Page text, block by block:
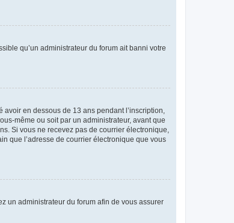
qu’un administrateur du forum ait banni votre
en dessous de 13 ans pendant l’inscription,
même ou soit par un administrateur, avant que
Si vous ne recevez pas de courrier électronique,
que l’adresse de courrier électronique que vous
un administrateur du forum afin de vous assurer